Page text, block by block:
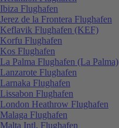
Ibiza Flughafen
Jerez de la Frontera Flughafen
Keflavik Flughafen (KEF)
Korfu Flughafen
Kos Flughafen
La Palma Flughafen (La Palma)
Lanzarote Flughafen
Larnaka Flughafen
Lissabon Flughafen
London Heathrow Flughafen
Malaga Flughafen
Malta Intl. Flughafen